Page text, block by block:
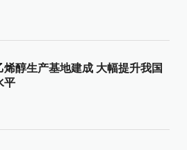
醇生产基地建成 大幅提升我国
平